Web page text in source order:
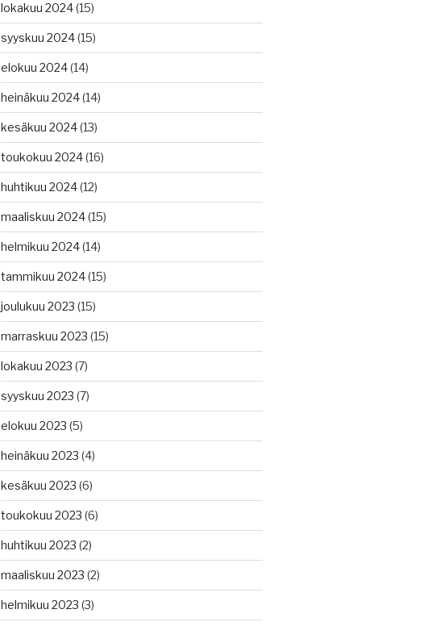
lokakuu 2024(15)
syyskuu 2024(15)
elokuu 2024(14)
heinäkuu 2024(14)
kesäkuu 2024(13)
toukokuu 2024(16)
huhtikuu 2024(12)
maaliskuu 2024(15)
helmikuu 2024(14)
tammikuu 2024(15)
joulukuu 2023 (15)
marraskuu 2023 (15)
lokakuu 2023 (7)
syyskuu 2023 (7)
elokuu 2023 (5)
heinäkuu 2023 (4)
kesäkuu 2023 (6)
toukokuu 2023 (6)
huhtikuu 2023 (2)
maaliskuu 2023 (2)
helmikuu 2023 (3)